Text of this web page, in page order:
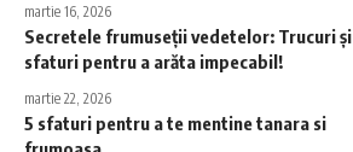
martie 16, 2026
Secretele frumuseții vedetelor: Trucuri și
sfaturi pentru a arăta impecabil!
martie 22, 2026
5 sfaturi pentru a te mentine tanara si